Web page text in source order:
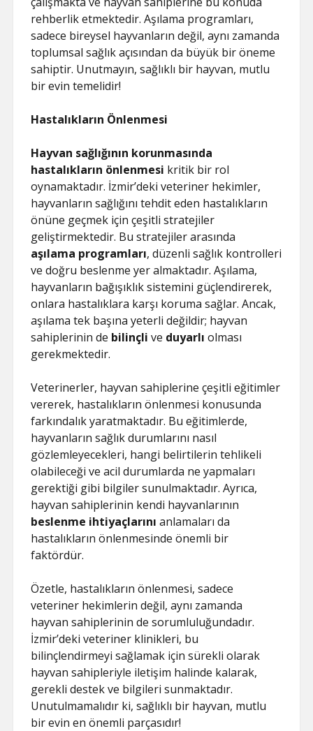
rehberlik etmektedir. Aşılama programları,
sadece bireysel hayvanların değil, aynı zamanda
toplumsal sağlık açısından da büyük bir öneme
sahiptir. Unutmayın, sağlıklı bir hayvan, mutlu
bir evin temelidir!
Hastalıkların Önlenmesi
Hayvan sağlığının korunmasında
hastalıkların önlenmesi kritik bir rol
oynamaktadır. İzmir’deki veteriner hekimler,
hayvanların sağlığını tehdit eden hastalıkların
önüne geçmek için çeşitli stratejiler
geliştirmektedir. Bu stratejiler arasında
aşılama programları, düzenli sağlık kontrolleri
ve doğru beslenme yer almaktadır. Aşılama,
hayvanların bağışıklık sistemini güçlendirerek,
onlara hastalıklara karşı koruma sağlar. Ancak,
aşılama tek başına yeterli değildir; hayvan
sahiplerinin de bilinçli ve duyarlı olması
gerekmektedir.
Veterinerler, hayvan sahiplerine çeşitli eğitimler
vererek, hastalıkların önlenmesi konusunda
farkındalık yaratmaktadır. Bu eğitimlerde,
hayvanların sağlık durumlarını nasıl
gözlemleyecekleri, hangi belirtilerin tehlikeli
olabileceği ve acil durumlarda ne yapmaları
gerektiği gibi bilgiler sunulmaktadır. Ayrıca,
hayvan sahiplerinin kendi hayvanlarının
beslenme ihtiyaçlarını anlamaları da
hastalıkların önlenmesinde önemli bir
faktördür.
Özetle, hastalıkların önlenmesi, sadece
veteriner hekimlerin değil, aynı zamanda
hayvan sahiplerinin de sorumluluğundadır.
İzmir’deki veteriner klinikleri, bu
bilinçlendirmeyi sağlamak için sürekli olarak
hayvan sahipleriyle iletişim halinde kalarak,
gerekli destek ve bilgileri sunmaktadır.
Unutulmamalıdır ki, sağlıklı bir hayvan, mutlu
bir evin en önemli parçasıdır!